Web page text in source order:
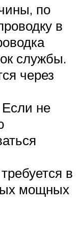
по
в
службы.
через
не
в
мощных